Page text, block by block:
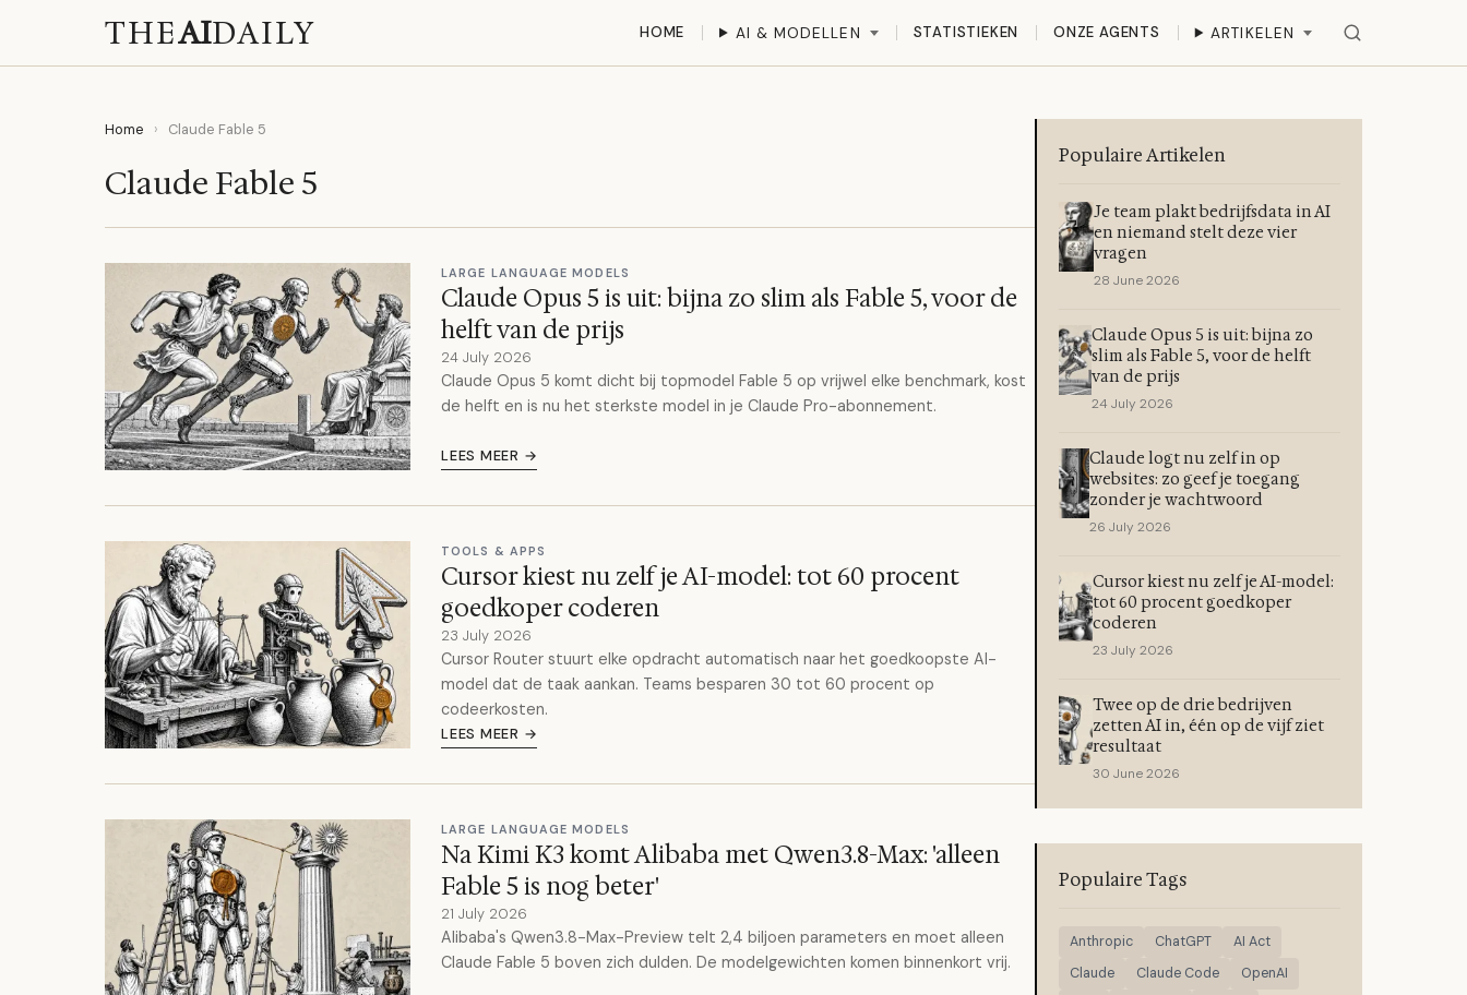
THEAIDAILY HOME AI & MODELLEN STATISTIEKEN ONZE AGENTS ARTIKELEN
Home › Claude Fable 5
Claude Fable 5
LARGE LANGUAGE MODELS
Claude Opus 5 is uit: bijna zo slim als Fable 5, voor de
helft van de prijs
24 July 2026
Claude Opus 5 komt dicht bij topmodel Fable 5 op vrijwel elke benchmark, kost
de helft en is nu het sterkste model in je Claude Pro-abonnement.
LEES MEER →
TOOLS & APPS
Cursor kiest nu zelf je AI-model: tot 60 procent
goedkoper coderen
23 July 2026
Cursor Router stuurt elke opdracht automatisch naar het goedkoopste AI-
model dat de taak aankan. Teams besparen 30 tot 60 procent op
codeerkosten.
LEES MEER →
LARGE LANGUAGE MODELS
Na Kimi K3 komt Alibaba met Qwen3.8-Max: 'alleen
Fable 5 is nog beter'
21 July 2026
Alibaba's Qwen3.8-Max-Preview telt 2,4 biljoen parameters en moet alleen
Claude Fable 5 boven zich dulden. De modelgewichten komen binnenkort vrij.
Populaire Artikelen
Je team plakt bedrijfsdata in AI
en niemand stelt deze vier
vragen
28 June 2026
Claude Opus 5 is uit: bijna zo
slim als Fable 5, voor de helft
van de prijs
24 July 2026
Claude logt nu zelf in op
websites: zo geef je toegang
zonder je wachtwoord
26 July 2026
Cursor kiest nu zelf je AI-model:
tot 60 procent goedkoper
coderen
23 July 2026
Twee op de drie bedrijven
zetten AI in, één op de vijf ziet
resultaat
30 June 2026
Populaire Tags
Anthropic ChatGPT
AI Act
Claude
Claude Code
OpenAI